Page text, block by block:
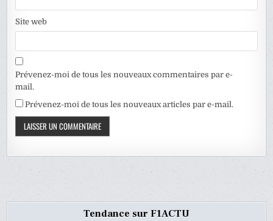
Site web
Prévenez-moi de tous les nouveaux commentaires par e-
mail.
Prévenez-moi de tous les nouveaux articles par e-mail.
Tendance sur F1ACTU